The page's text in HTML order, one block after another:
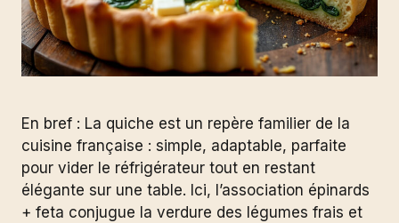
En bref : La quiche est un repère familier de la
cuisine française : simple, adaptable, parfaite
pour vider le réfrigérateur tout en restant
élégante sur une table. Ici, l’association épinards
+ feta conjugue la verdure des légumes frais et